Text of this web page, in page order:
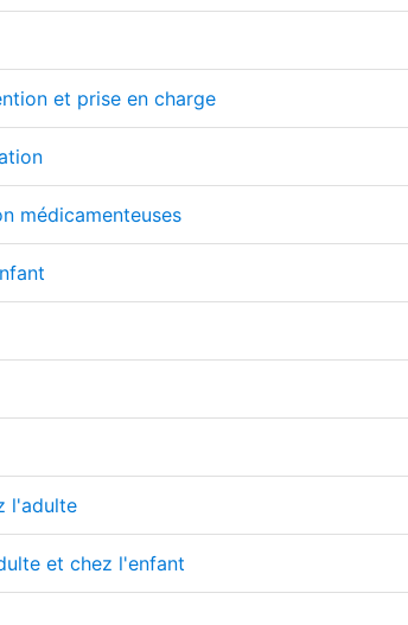
et prise en charge
médicamenteuses
l'adulte
et chez l'enfant